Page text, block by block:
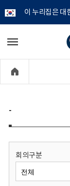
이 누리집은 대
메
기
-
회의구분